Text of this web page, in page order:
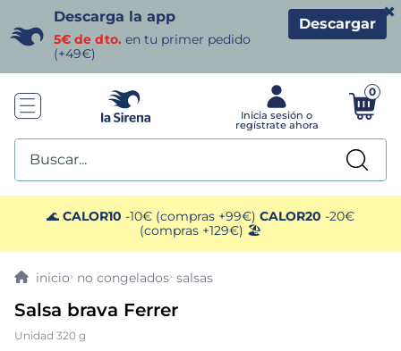
Descarga la app
5€ de dto. en tu primer pedido
(+49€)
Descargar
×
0
Buscar...
🌊 CALOR10 -10€ (compras +99€) CALOR20 -20€
(compras +129€) 🏖️
no congelados salsas
Salsa brava Ferrer
Unidad 320 g
TÉRMINOS MÁS BUSCADOS
1. helados sirena
3 patatas